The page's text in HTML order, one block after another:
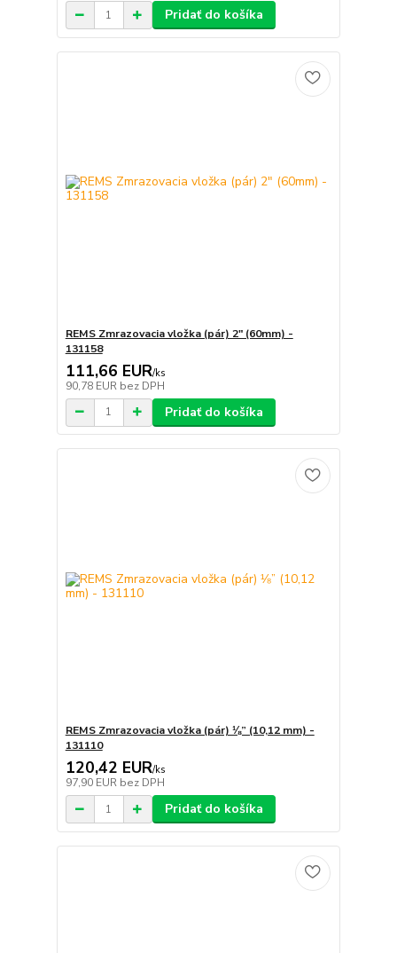
Pridať do košíka
REMS Zmrazovacia vložka (pár) 2" (60mm) -
131158
111,66 EUR/ks
90,78 EUR bez DPH
Pridať do košíka
REMS Zmrazovacia vložka (pár) ⅛” (10,12 mm) -
131110
120,42 EUR/ks
97,90 EUR bez DPH
Pridať do košíka